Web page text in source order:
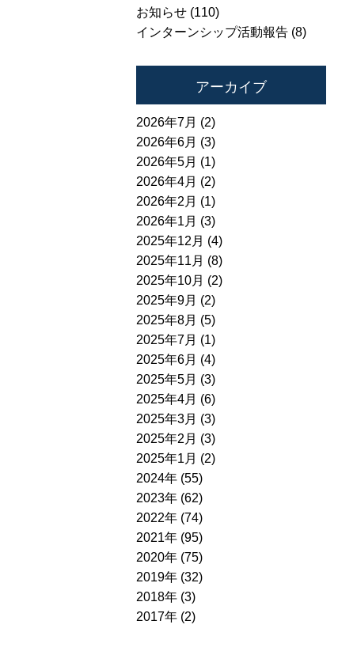
お知らせ (110)
インターンシップ活動報告 (8)
アーカイブ
2026年7月 (2)
2026年6月 (3)
2026年5月 (1)
2026年4月 (2)
2026年2月 (1)
2026年1月 (3)
2025年12月 (4)
2025年11月 (8)
2025年10月 (2)
2025年9月 (2)
2025年8月 (5)
2025年7月 (1)
2025年6月 (4)
2025年5月 (3)
2025年4月 (6)
2025年3月 (3)
2025年2月 (3)
2025年1月 (2)
2024年 (55)
2023年 (62)
2022年 (74)
2021年 (95)
2020年 (75)
2019年 (32)
2018年 (3)
2017年 (2)